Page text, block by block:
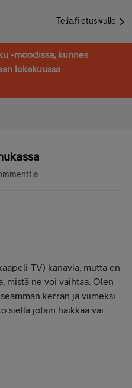
Telia.fi etusivulle
-moodissa, kunnes
lokakuussa
TV) kanavia, mutta en
mistä ne voi vaihtaa. Olen
kerran ja viimeksi
siellä jotain häikkää vai